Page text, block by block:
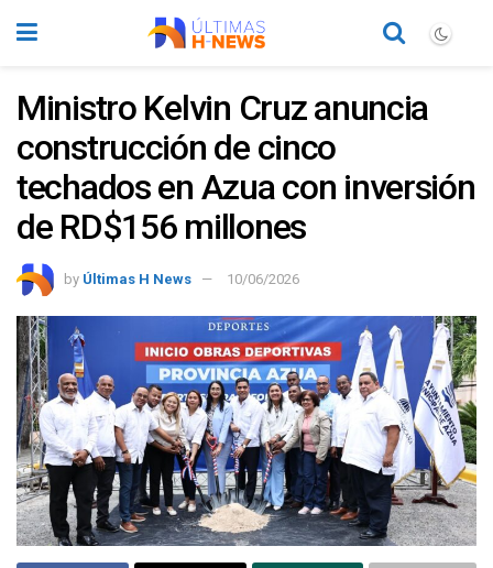
Ministro Kelvin Cruz anuncia
construcción de cinco
techados en Azua con inversión
de RD$156 millones
by Últimas H News 10/06/2026